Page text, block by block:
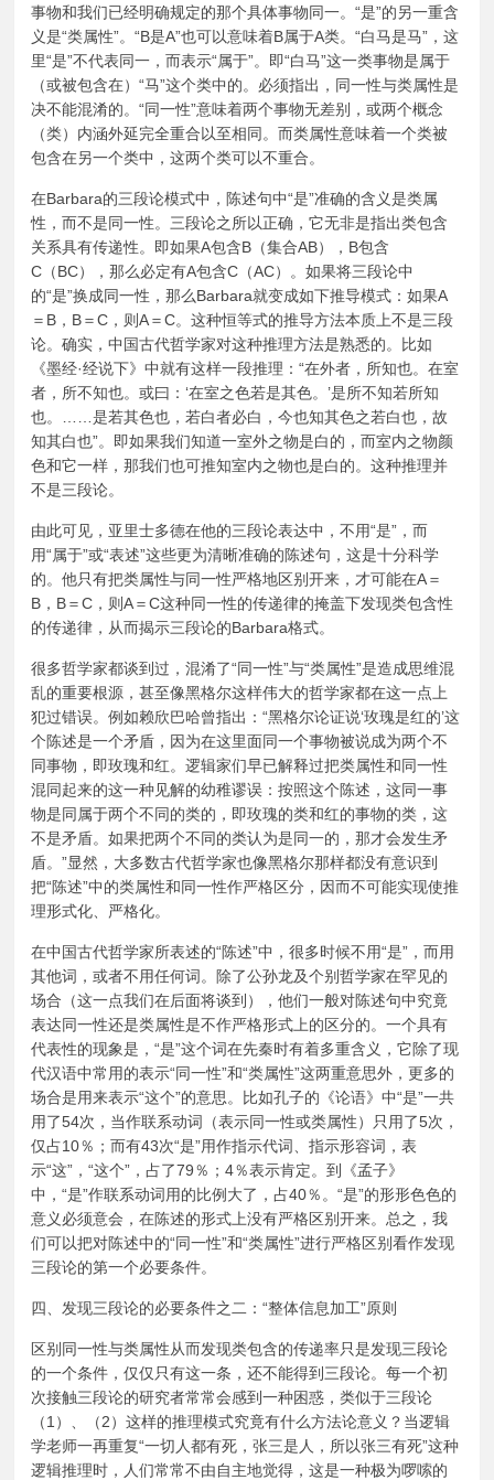
事物和我们已经明确规定的那个具体事物同一。“是”的另一重含
义是“类属性”。“B是A”也可以意味着B属于A类。“白马是马”，这
里“是”不代表同一，而表示“属于”。即“白马”这一类事物是属于
（或被包含在）“马”这个类中的。必须指出，同一性与类属性是
决不能混淆的。“同一性”意味着两个事物无差别，或两个概念
（类）内涵外延完全重合以至相同。而类属性意味着一个类被
包含在另一个类中，这两个类可以不重合。
在Barbara的三段论模式中，陈述句中“是”准确的含义是类属
性，而不是同一性。三段论之所以正确，它无非是指出类包含
关系具有传递性。即如果A包含B（集合AB），B包含
C（BC），那么必定有A包含C（AC）。如果将三段论中
的“是”换成同一性，那么Barbara就变成如下推导模式：如果A
＝B，B＝C，则A＝C。这种恒等式的推导方法本质上不是三段
论。确实，中国古代哲学家对这种推理方法是熟悉的。比如
《墨经·经说下》中就有这样一段推理：“在外者，所知也。在室
者，所不知也。或曰：‘在室之色若是其色。’是所不知若所知
也。……是若其色也，若白者必白，今也知其色之若白也，故
知其白也”。即如果我们知道一室外之物是白的，而室内之物颜
色和它一样，那我们也可推知室内之物也是白的。这种推理并
不是三段论。
由此可见，亚里士多德在他的三段论表达中，不用“是”，而
用“属于”或“表述”这些更为清晰准确的陈述句，这是十分科学
的。他只有把类属性与同一性严格地区别开来，才可能在A＝
B，B＝C，则A＝C这种同一性的传递律的掩盖下发现类包含性
的传递律，从而揭示三段论的Barbara格式。
很多哲学家都谈到过，混淆了“同一性”与“类属性”是造成思维混
乱的重要根源，甚至像黑格尔这样伟大的哲学家都在这一点上
犯过错误。例如赖欣巴哈曾指出：“黑格尔论证说‘玫瑰是红的’这
个陈述是一个矛盾，因为在这里面同一个事物被说成为两个不
同事物，即玫瑰和红。逻辑家们早已解释过把类属性和同一性
混同起来的这一种见解的幼稚谬误：按照这个陈述，这同一事
物是同属于两个不同的类的，即玫瑰的类和红的事物的类，这
不是矛盾。如果把两个不同的类认为是同一的，那才会发生矛
盾。”显然，大多数古代哲学家也像黑格尔那样都没有意识到
把“陈述”中的类属性和同一性作严格区分，因而不可能实现使推
理形式化、严格化。
在中国古代哲学家所表述的“陈述”中，很多时候不用“是”，而用
其他词，或者不用任何词。除了公孙龙及个别哲学家在罕见的
场合（这一点我们在后面将谈到），他们一般对陈述句中究竟
表达同一性还是类属性是不作严格形式上的区分的。一个具有
代表性的现象是，“是”这个词在先秦时有着多重含义，它除了现
代汉语中常用的表示“同一性”和“类属性”这两重意思外，更多的
场合是用来表示“这个”的意思。比如孔子的《论语》中“是”一共
用了54次，当作联系动词（表示同一性或类属性）只用了5次，
仅占10％；而有43次“是”用作指示代词、指示形容词，表
示“这”，“这个”，占了79％；4％表示肯定。到《孟子》
中，“是”作联系动词用的比例大了，占40％。“是”的形形色色的
意义必须意会，在陈述的形式上没有严格区别开来。总之，我
们可以把对陈述中的“同一性”和“类属性”进行严格区别看作发现
三段论的第一个必要条件。
四、发现三段论的必要条件之二：“整体信息加工”原则
区别同一性与类属性从而发现类包含的传递率只是发现三段论
的一个条件，仅仅只有这一条，还不能得到三段论。每一个初
次接触三段论的研究者常常会感到一种困惑，类似于三段论
（1）、（2）这样的推理模式究竟有什么方法论意义？当逻辑
学老师一再重复“一切人都有死，张三是人，所以张三有死”这种
逻辑推理时，人们常常不由自主地觉得，这是一种极为啰嗦的